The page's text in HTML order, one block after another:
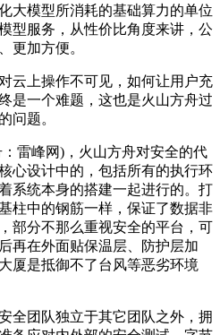
大模型所消耗的基础算力的单位
型服务，从性价比角度来讲，公
更加方便。
上操作不可见，如何让用户充
是一个难题，这也是火山方舟过
问题。
峰网)，火山方舟对安全的代
心设计中的，包括所有的执行环
系统本身的搭建一起进行的。打
柱中的钢筋一样，保证了数据非
部分不那么重视安全的平台，可
再在外面贴保温层、防护层加
厦是抵御不了台风等恶劣环境
团队独立于其它团队之外，拥